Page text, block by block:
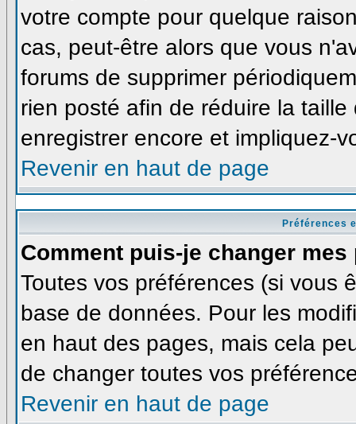
votre compte pour quelque
cas, peut-être alors que vous
forums de supprimer
rien posté afin de réduire la
enregistrer encore et impliquez-
Revenir en haut de page
Préférences
Comment puis-je changer
Toutes vos préférences (si vous
base de données. Pour les
en haut des pages, mais cela
de changer toutes vos
Revenir en haut de page